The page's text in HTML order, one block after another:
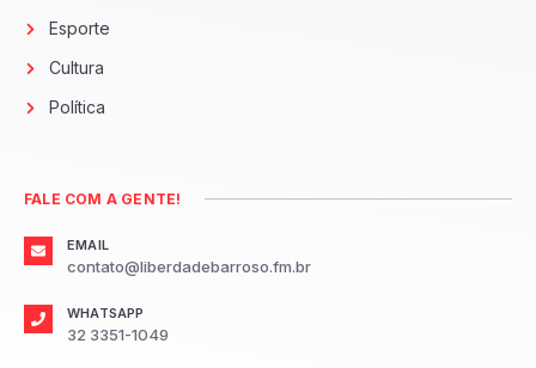
Esporte
Cultura
Política
FALE COM A GENTE!
EMAIL
contato@liberdadebarroso.fm.br
WHATSAPP
32 3351-1049